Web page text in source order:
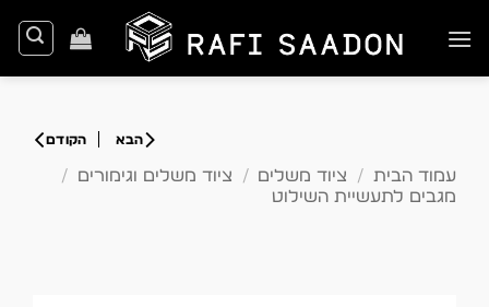
to
עמוד הבית / ציוד משלים / ציוד משלים וגימורים
/
מגבים לתעשיית השילוט